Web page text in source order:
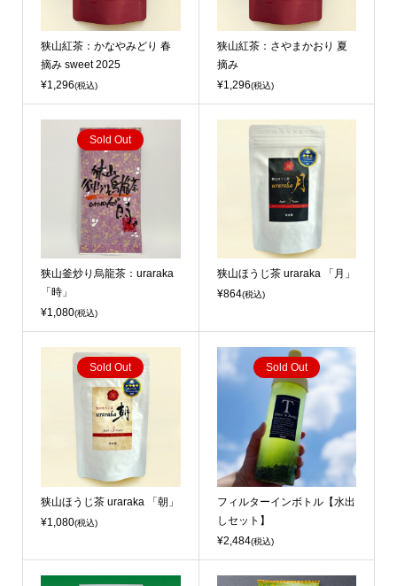
狭山紅茶：かなやみどり 春
摘み sweet 2025
¥1,296(税込)
狭山紅茶：さやまかおり 夏
摘み
¥1,296(税込)
Sold Out
狭山釜炒り烏龍茶：uraraka
「時」
¥1,080(税込)
狭山ほうじ茶 uraraka 「月」
¥864(税込)
Sold Out
狭山ほうじ茶 uraraka 「朝」
¥1,080(税込)
Sold Out
フィルターインボトル【水出
しセット】
¥2,484(税込)